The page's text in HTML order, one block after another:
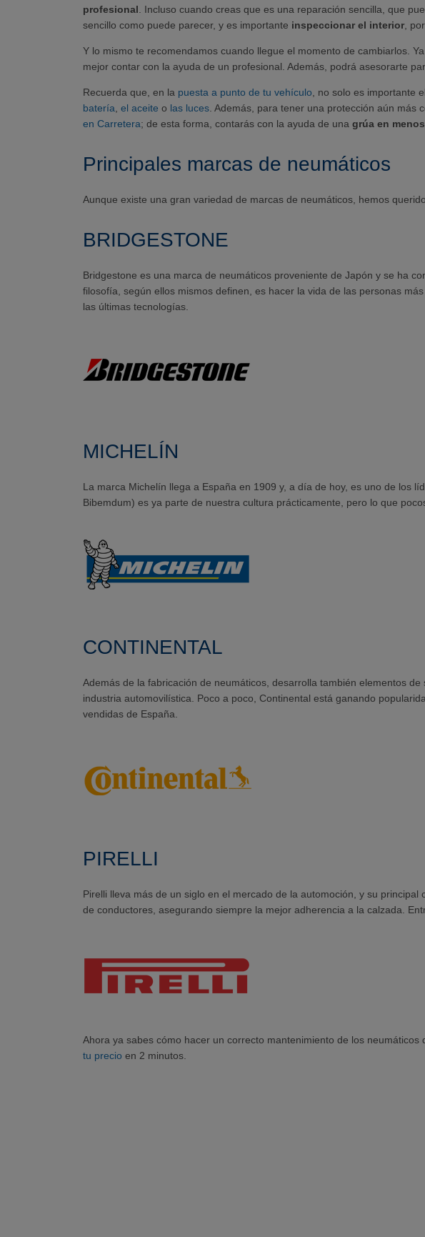
profesional . Incluso cuando creas que es una reparación sencilla, que
sencillo como puede parecer, y es importante inspeccionar el interior,
Y lo mismo te recomendamos cuando llegue el momento de cambiarlos.
mejor contar con la ayuda de un profesional. Además, podrá asesorarte
Recuerda que, en la puesta a punto de tu vehículo , no solo es importante el
batería el aceite o las luces. Además, para tener una protección aún más
en Carretera; de esta forma, contarás con la ayuda de una grúa en
Principales marcas de neumáticos
Aunque existe una gran variedad de marcas de neumáticos, hemos
BRIDGESTONE
Bridgestone es una marca de neumáticos proveniente de Japón y se ha
filosofía, según ellos mismos definen, es hacer la vida de las personas
las últimas tecnologías.
MICHELÍN
La marca Michelín llega a España en 1909 y, a día de hoy, es uno de los
Bibemdum) es ya parte de nuestra cultura prácticamente, pero lo que
CONTINENTAL
Además de la fabricación de neumáticos, desarrolla también elementos
industria automovilística. Poco a poco, Continental está ganando
vendidas de España.
PIRELLI
Pirelli lleva más de un siglo en el mercado de la automoción, y su
de conductores, asegurando siempre la mejor adherencia a la calzada.
Ahora ya sabes cómo hacer un correcto mantenimiento de los
tu precio en 2 minutos.